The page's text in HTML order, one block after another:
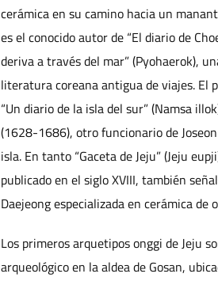
cerámica en su camino hacia un
es el conocido autor de “El diario de
deriva a través del mar” (Pyohaerok),
literatura coreana antigua de viajes. El
“Un diario de la isla del sur” (Namsa
(1628-1686), otro funcionario de
isla. En tanto “Gaceta de Jeju” (Jeju
publicado en el siglo XVIII, también
Daejeong especializada en cerámica de
Los primeros arquetipos onggi de Jeju
arqueológico en la aldea de Gosan,